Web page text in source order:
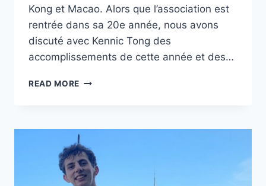
Kong et Macao. Alors que l’association est
rentrée dans sa 20e année, nous avons
discuté avec Kennic Tong des
accomplissements de cette année et des…
READ MORE RENCONTRE
:
QUELLES
PERSPECTIVES
POUR
LA